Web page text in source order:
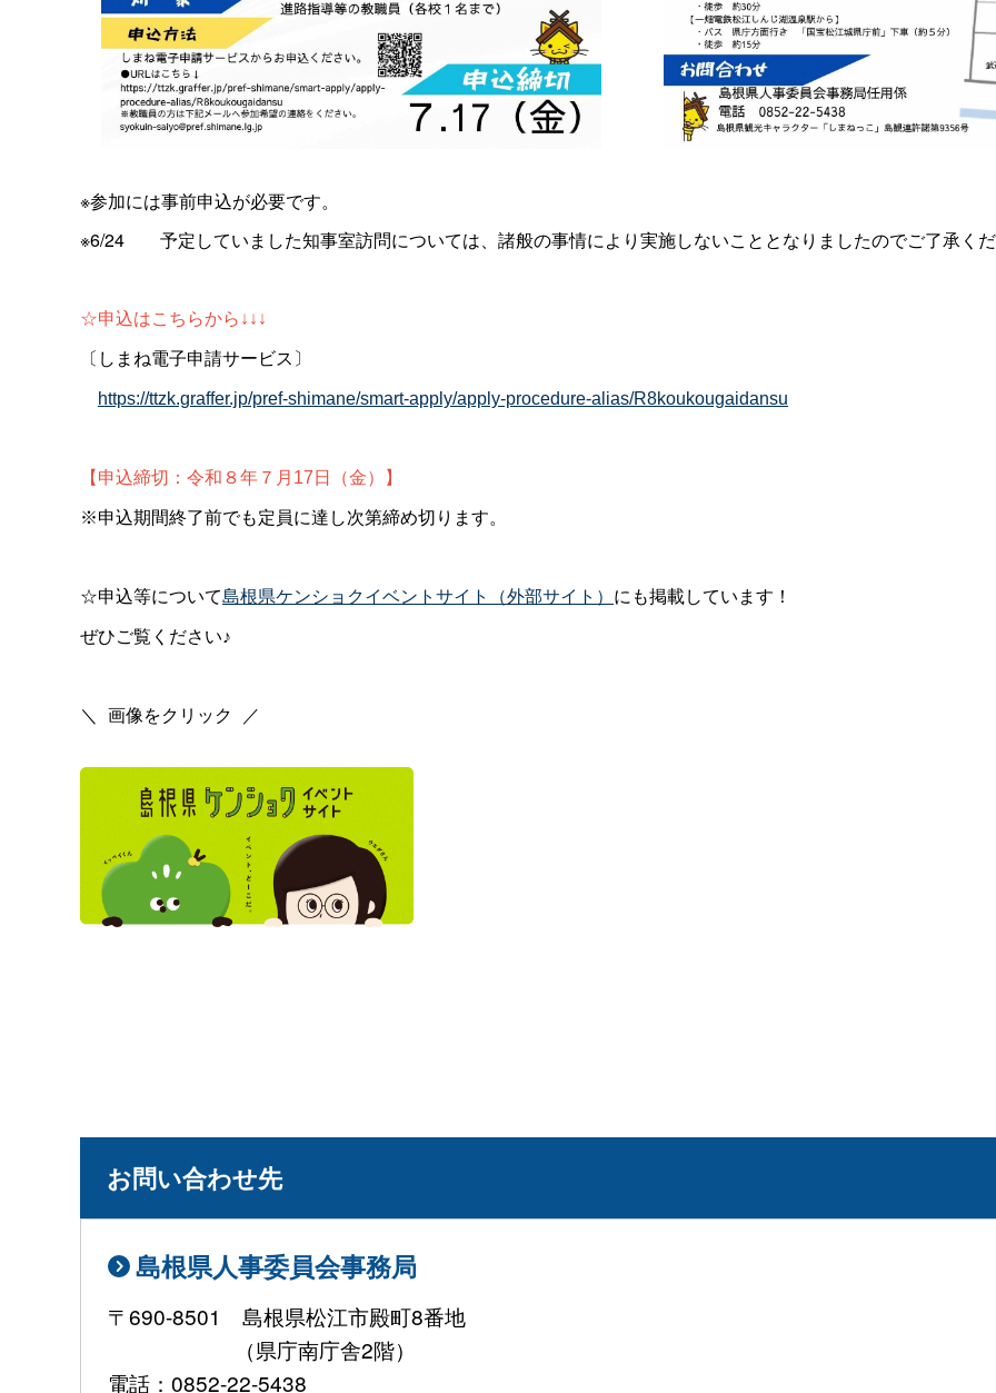
※参加には事前申込が必要です。
※6/24 予定していました知事室訪問については、諸般の事情により実施しないこととなりましたのでご了承く
☆申込はこちらから↓↓↓
〔しまね電子申請サービス〕
https://ttzk.graffer.jp/pref-shimane/smart-apply/apply-procedure-alias/R8koukougaidansu
【申込締切：令和８年７月17日（金）】
※申込期間終了前でも定員に達し次第締め切ります。
☆申込等について島根県ケンショクイベントサイト（外部サイト） にも掲載しています！
ぜひご覧ください♪
＼ 画像をクリック ／
お問い合わせ先
島根県人事委員会事務局
〒690-8501 島根県松江市殿町8番地
（県庁南庁舎2階）
電話：0852-22-5438